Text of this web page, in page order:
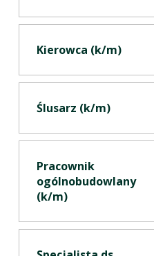
Kierowca (k/m) ​​​
Ślusarz (k/m)
Pracownik
ogólnobudowlany
(k/m)